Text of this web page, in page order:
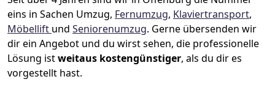
eins in Sachen Umzug, Fernumzug, Klaviertransport,
Möbellift und Seniorenumzug. Gerne übersenden wir
dir ein Angebot und du wirst sehen, die professionelle
Lösung istweitaus kostengünstiger, als du dir es
vorgestellt hast.